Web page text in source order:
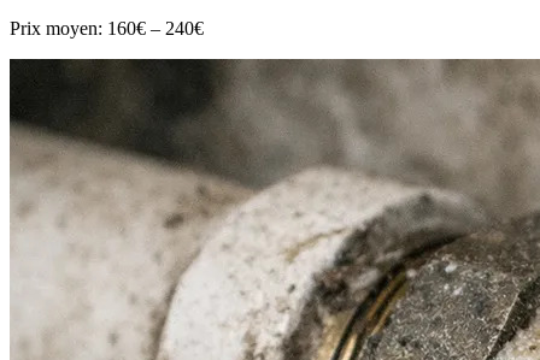
Prix moyen: 160€ – 240€